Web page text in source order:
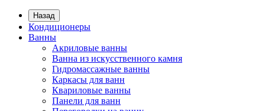
Назад
Кондиционеры
Ванны
Акриловые ванны
Ванна из искусственного камня
Гидромассажные ванны
Каркасы для ванн
Квариловые ванны
Панели для ванн